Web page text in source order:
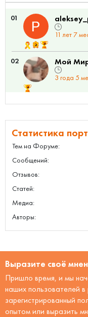
01
11 лет 7
02 Мой
3 года 5
Статистика
Тем на Форуме:
Сообщений:
Отзывов:
Статей:
Медиа:
Авторы:
Выразите своё
Пришло время, и мы
наших пользователей
зарегистрированный
опытом или выразить